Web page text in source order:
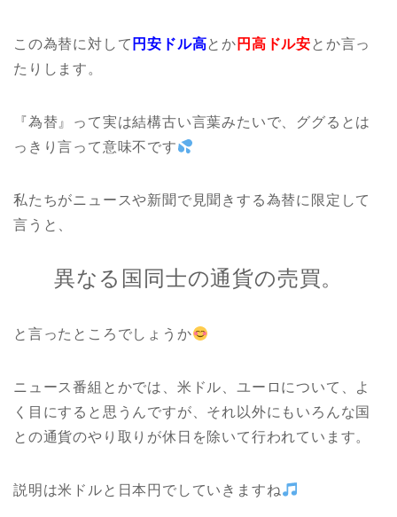
この為替に対して 円安ドル高とか 円高ドル安 とか言っ
たりします。
『為替』って実は結構古い言葉みたいで、ググるとは
っきり言って意味不です
私たちがニュースや新聞で見聞きする為替に限定して
言うと、
異なる国同士の通貨の売買。
と言ったところでしょうか
ニュース番組とかでは、米ドル、ユーロについて、よ
く目にすると思うんですが、それ以外にもいろんな国
との通貨のやり取りが休日を除いて行われています。
説明は米ドルと日本円でしていきますね